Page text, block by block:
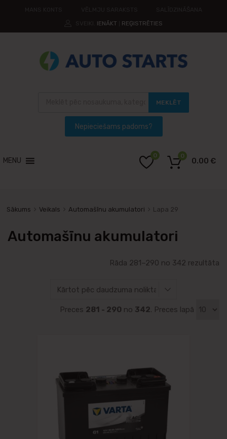
IENĀKT REĢISTRĒTIES
MEKLĒT
MENU
0
0.00 €
0
Sākums Veikals Automašīnu akumulatori Lapa 29
Automašīnu akumulatori
Rāda 281–290 no 342 rezultāta
Preces 281 - 290 no 342. Preces lapā